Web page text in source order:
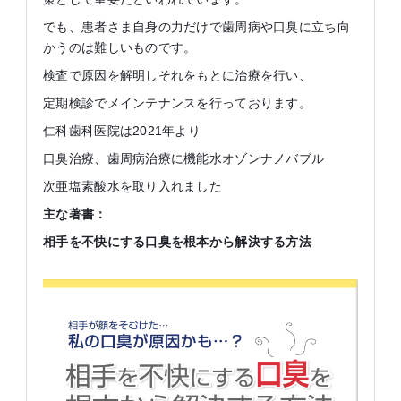
でも、患者さま自身の力だけで歯周病や口臭に立ち向
かうのは難しいものです。
検査で原因を解明しそれをもとに治療を行い、
定期検診でメインテナンスを行っております。
仁科歯科医院は2021年より
口臭治療、歯周病治療に機能水オゾンナノバブル
次亜塩素酸水を取り入れました
主な著書：
相手を不快にする口臭を根本から解決する方法